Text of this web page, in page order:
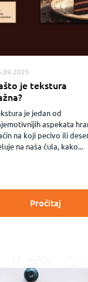
je tekstura
je jedan od
aspekata
na koji pecivo ili
na naša čula, kako...
Pročitaj